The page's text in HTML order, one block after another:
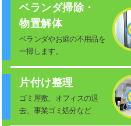
ベランダ掃除・
物置解体
ベランダやお庭の不用品を
一掃します。
片付け整理
ゴミ屋敷、オフィスの退
去、事業ゴミ処分など